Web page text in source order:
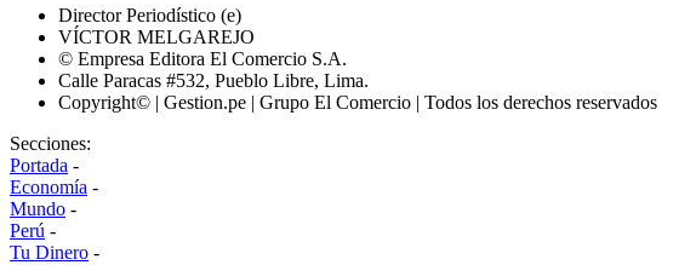
Director Periodístico (e)
VÍCTOR MELGAREJO
© Empresa Editora El Comercio S.A.
Calle Paracas #532, Pueblo Libre, Lima.
Copyright© | Gestion.pe | Grupo El Comercio | Todos los derechos reservados
Secciones:
Portada -
Economía -
Mundo -
Perú -
Tu Dinero -